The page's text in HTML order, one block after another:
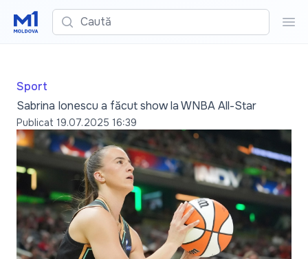
Caută
Sport
Sabrina Ionescu a făcut show la WNBA All-Star
Publicat 19.07.2025 16:39